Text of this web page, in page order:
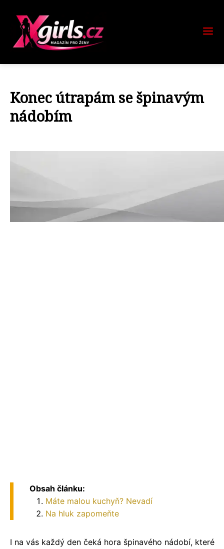
Konec útrapám se špinavým
nádobím
Obsah článku:
Máte malou kuchyň? Nevadí
Na hluk zapomeňte
I na vás každý den čeká hora špinavého nádobí, které